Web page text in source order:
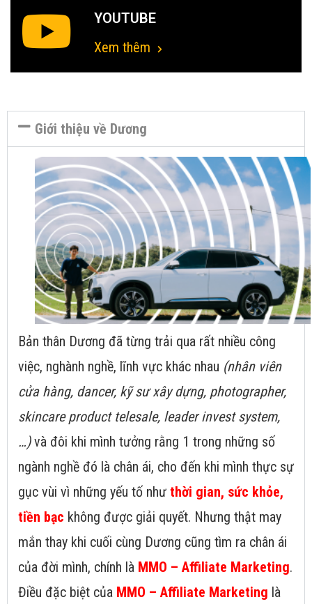
YOUTUBE
Xem thêm
Giới thiệu về Dương
Bản thân Dương đã từng trải qua rất nhiều công
việc, nghành nghề, lĩnh vực khác nhau (nhân viên
cửa hàng, dancer, kỹ sư xây dựng, photographer,
skincare product telesale, leader invest system,
…)và đôi khi mình tưởng rằng 1 trong những số
ngành nghề đó là chân ái, cho đến khi mình thực sự
gục vùi vì những yếu tố như thời gian, sức khỏe,
tiền bạc không được giải quyết. Nhưng thật may
mắn thay khi cuối cùng Dương cũng tìm ra chân ái
của đời mình, chính là MMO – Affiliate Marketing.
Điều đặc biệt của MMO – Affiliate Marketing là